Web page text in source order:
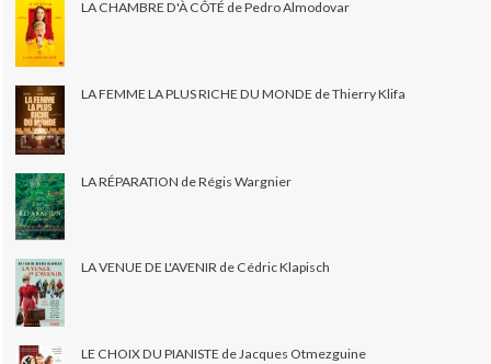
LA CHAMBRE D'À CÔTÉ de Pedro Almodovar
LA FEMME LA PLUS RICHE DU MONDE de Thierry Klifa
LA RÉPARATION de Régis Wargnier
LA VENUE DE L'AVENIR de Cédric Klapisch
LE CHOIX DU PIANISTE de Jacques Otmezguine